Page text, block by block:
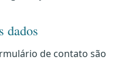
dados
de contato são